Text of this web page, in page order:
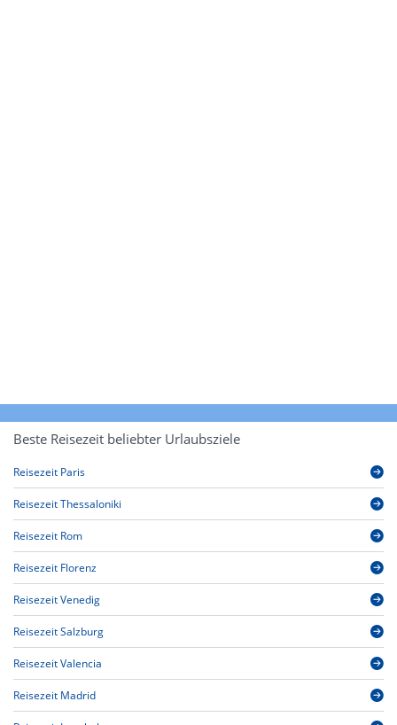
Beste Reisezeit beliebter Urlaubsziele
Reisezeit Paris
Reisezeit Thessaloniki
Reisezeit Rom
Reisezeit Florenz
Reisezeit Venedig
Reisezeit Salzburg
Reisezeit Valencia
Reisezeit Madrid